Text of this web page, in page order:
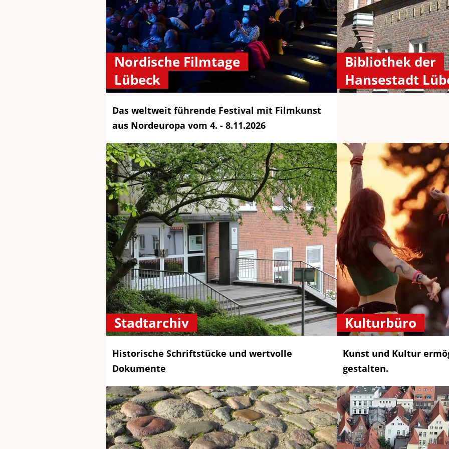
Nordische Filmtage
Lübeck
Das weltweit führende Festival mit Filmkunst
aus Nordeuropa vom 4. - 8.11.2026
Bibliothek der
Hansestadt
Stadtarchiv
Historische Schriftstücke und wertvolle
Dokumente
Kulturbüro
Kunst und Kultur
gestalten.